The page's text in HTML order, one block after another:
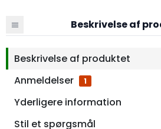
Beskrivelse af
Beskrivelse af produktet
Anmeldelser
1
Yderligere information
Stil et spørgsmål